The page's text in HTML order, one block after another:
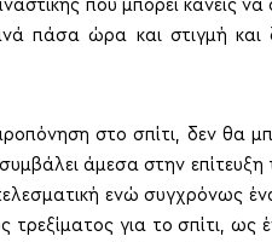
που μπορεί κανείς
πάσα ώρα και στιγμή
στο σπίτι, δεν θα
άμεσα στην
ενώ συγχρόνως
τρεξίματος για το σπίτι,